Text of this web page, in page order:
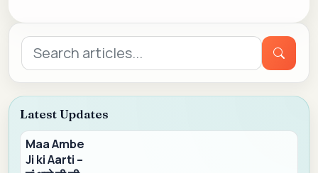
Search
for:
Latest Updates
Maa Ambe
Ji ki Aarti –